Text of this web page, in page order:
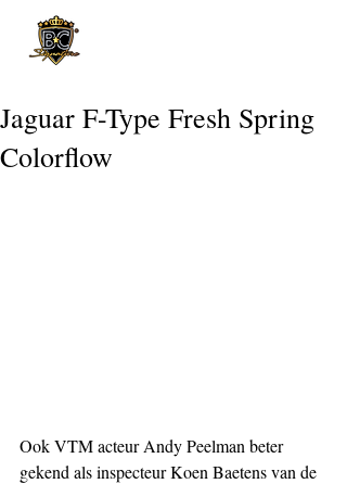
Jaguar F-Type Fresh Spring
Colorflow
Ook VTM acteur Andy Peelman beter
gekend als inspecteur Koen Baetens van de